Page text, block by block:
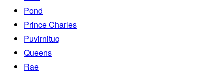
Pond
Prince Charles
Puvirnituq
Queens
Rae